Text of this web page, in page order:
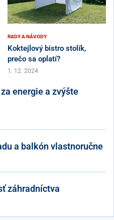
RADY A NÁVODY
Koktejlový bistro stolík,
prečo sa oplatí?
1. 12. 2024
energie a zvýšte
a balkón vlastnoručne
záhradníctva